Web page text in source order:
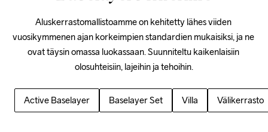
Aluskerrastomallistoamme on kehitetty lähes viiden
vuosikymmenen ajan korkeimpien standardien mukaisiksi, ja ne
ovat täysin omassa luokassaan. Suunniteltu kaikenlaisiin
olosuhteisiin, lajeihin ja tehoihin.
Active Baselayer Baselayer Set Villa Välikerrasto